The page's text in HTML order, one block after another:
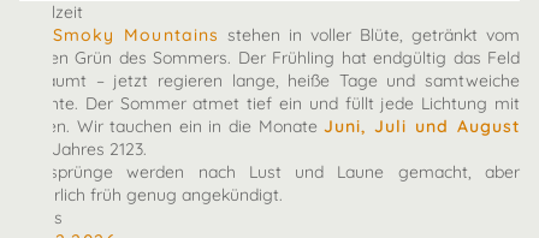
Spielzeit
DieSmoky Mountains stehen in voller Blüte, getränkt vom
satten Grün des Sommers. Der Frühling hat endgültig das Feld
geräumt – jetzt regieren lange, heiße Tage und samtweiche
Nächte. Der Sommer atmet tief ein und füllt jede Lichtung mit
Leben. Wir tauchen ein in die MonateJuni, Juli und August
des Jahres 2123.
Zeitsprünge werden nach Lust und Laune gemacht, aber
natürlich früh genug angekündigt.
News